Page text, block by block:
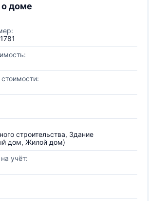
доме
строительства, Здание
дом, Жилой дом)
учёт: